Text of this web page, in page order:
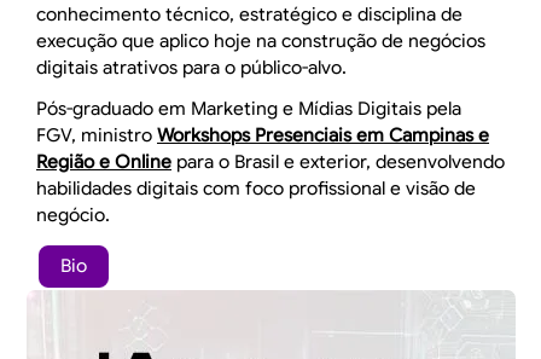
conhecimento técnico, estratégico e disciplina de
execução que aplico hoje na construção de negócios
digitais atrativos para o público-alvo.
Pós-graduado em Marketing e Mídias Digitais pela
FGV, ministro Workshops Presenciais em Campinas e
Região e Online para o Brasil e exterior, desenvolvendo
habilidades digitais com foco profissional e visão de
negócio.
Bio